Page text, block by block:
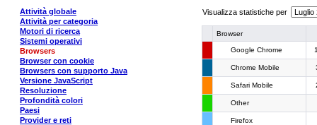
Attività globale
Attività per categoria
Motori di ricerca
Sistemi operativi
Browsers
Browser con cookie
Browsers con supporto Java
Versione JavaScript
Resoluzione
Profondità colori
Paesi
Provider e reti
Visualizza statistiche per
Browser
Google Chrome
Chrome Mobile
Safari Mobile
Other
Firefox